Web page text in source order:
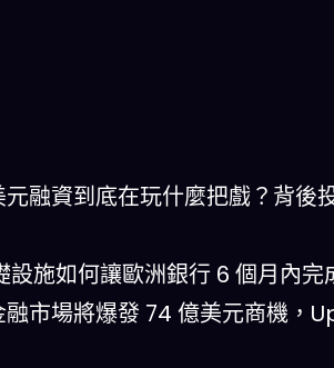
融資到底在玩什麼把戲？背後
施如何讓歐洲銀行 6 個月內
市場將爆發 74 億美元商機，